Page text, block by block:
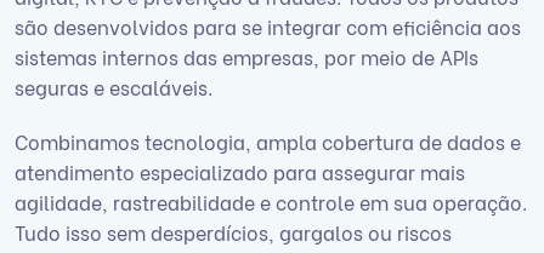
são desenvolvidos para se integrar com eficiência aos
sistemas internos das empresas, por meio de APIs
seguras e escaláveis.
Combinamos tecnologia, ampla cobertura de dados e
atendimento especializado para assegurar mais
agilidade, rastreabilidade e controle em sua operação.
Tudo isso sem desperdícios, gargalos ou riscos